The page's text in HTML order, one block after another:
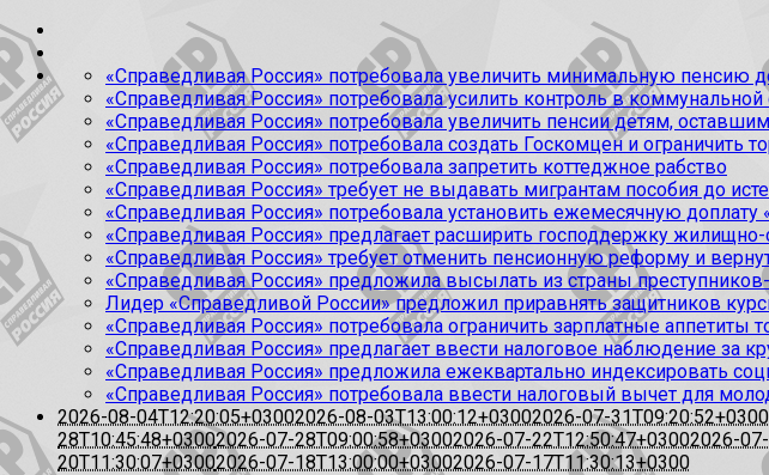
«Справедливая Россия» потребовала увеличить минимальную пенсию
«Справедливая Россия» потребовала усилить контроль в
«Справедливая Россия» потребовала увеличить пенсии детям,
«Справедливая Россия» потребовала создать Госкомцен и ограничить
«Справедливая Россия» потребовала запретить коттеджное рабство
«Справедливая Россия» требует не выдавать мигрантам пособия до
«Справедливая Россия» потребовала установить ежемесячную
«Справедливая Россия» предлагает расширить господдержку
«Справедливая Россия» требует отменить пенсионную реформу и
«Справедливая Россия» предложила высылать из страны
Лидер «Справедливой России» предложил приравнять защитников
«Справедливая Россия» потребовала ограничить зарплатные
«Справедливая Россия» предлагает ввести налоговое наблюдение за
«Справедливая Россия» предложила ежеквартально индексировать
«Справедливая Россия» потребовала ввести налоговый вычет для
2026-08-04T12:20:05+03002026-08-03T13:00:12+03002026-07-31T09:20:52+0300
28T10:45:48+03002026-07-28T09:00:58+03002026-07-22T12:50:47+03002026-
20T11:30:07+03002026-07-18T13:00:00+03002026-07-17T11:30:13+0300